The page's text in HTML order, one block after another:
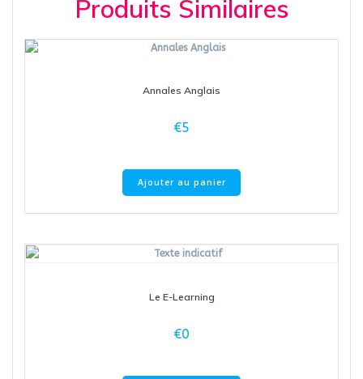
Produits Similaires
Annales Anglais
€5
Ajouter au panier
Le E-Learning
€0